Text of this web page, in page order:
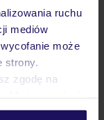
ruchu
mediów
może
strony.
zgodę na
zakładkę